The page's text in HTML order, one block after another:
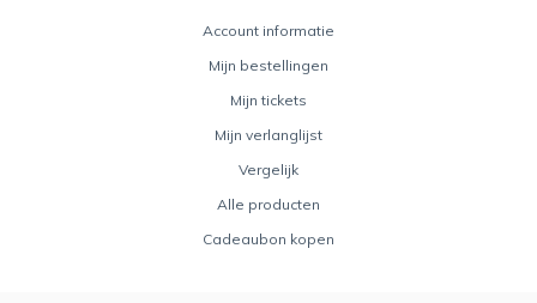
Account informatie
Mijn bestellingen
Mijn tickets
Mijn verlanglijst
Vergelijk
Alle producten
Cadeaubon kopen